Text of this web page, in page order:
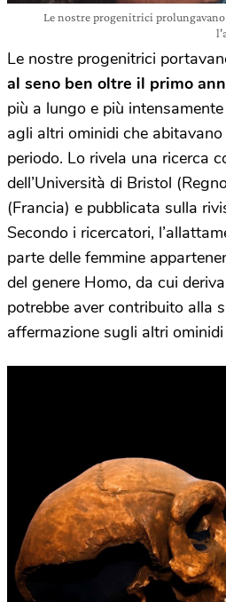
Le nostre progenitrici
Le nostre progenitrici
al seno ben oltre il primo
più a lungo e più
agli altri ominidi che
periodo. Lo rivela una ricerca
dell’Università di Bristol
(Francia) e pubblicata sulla
Secondo i ricercatori,
parte delle femmine
del genere Homo, da cui
potrebbe aver contribuito alla
affermazione sugli altri ominidi